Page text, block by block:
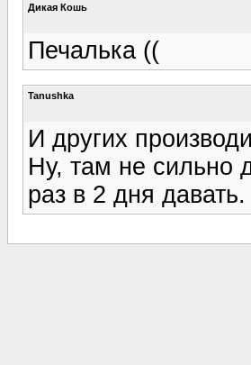
Дикая Кошь
Печалька ((
Tanushka
И других
Ну, там не сильно
раз в 2 дня давать.